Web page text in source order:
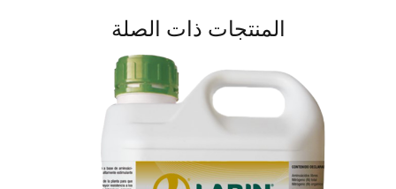
المنتجات ذات الصلة